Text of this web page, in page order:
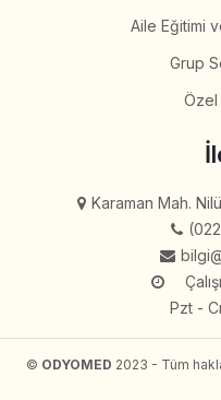
Aile Eğitimi
Grup
Özel
Karaman Mah.
Pzt -
© ODYOMED 2023 - Tüm